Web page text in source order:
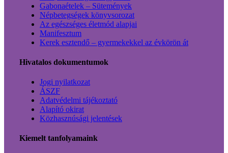
Gabonaételek – Sütemények
Népbetegségek könyvsorozat
Az egészséges életmód alapjai
Manifesztum
Kerek esztendő – gyermekekkel az évkörön át
Hivatalos dokumentumok
Jogi nyilatkozat
ÁSZF
Adatvédelmi tájékoztató
Alapító okirat
Közhasznúsági jelentések
Kiemelt tanfolyamaink